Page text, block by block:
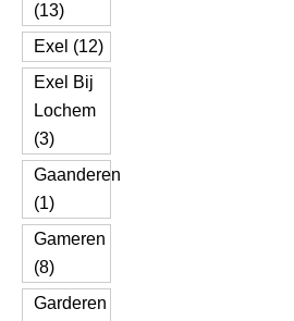
(13)
Exel (12)
Exel Bij
Lochem
(3)
Gaanderen
(1)
Gameren
(8)
Garderen